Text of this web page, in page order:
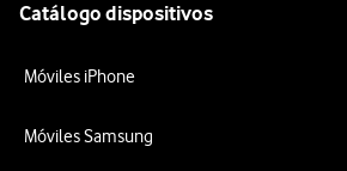
Catálogo dispositivos
Móviles iPhone
Móviles Samsung